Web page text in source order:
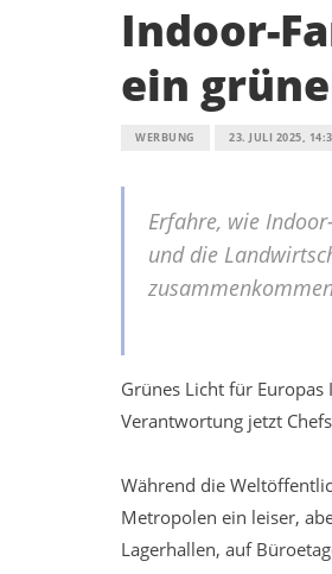
Indoor-
ein
WERBUNG 23. JULI 2025,
Erfahre, wie
und die
Grünes Licht für
Verantwortung jetzt
Während die
Metropolen ein leiser,
Lagerhallen, auf